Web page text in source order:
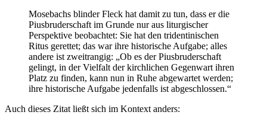
Mosebachs blinder Fleck hat damit zu tun, dass er die
Piusbruderschaft im Grunde nur aus liturgischer
Perspektive beobachtet: Sie hat den tridentinischen
Ritus gerettet; das war ihre historische Aufgabe; alles
andere ist zweitrangig: „Ob es der Piusbruderschaft
gelingt, in der Vielfalt der kirchlichen Gegenwart ihren
Platz zu finden, kann nun in Ruhe abgewartet werden;
ihre historische Aufgabe jedenfalls ist abgeschlossen.“
Auch dieses Zitat ließt sich im Kontext anders: